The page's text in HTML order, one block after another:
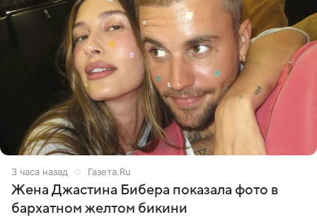
3 часа назад Газета.Ru
Жена Джастина Бибера показала фото в
бархатном желтом бикини